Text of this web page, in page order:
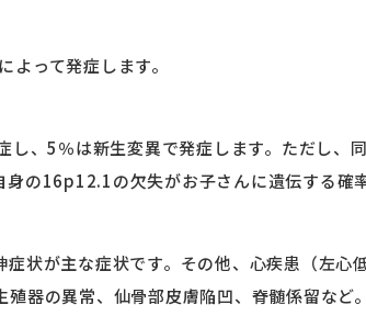
って発症します。
、5％は新生変異で発症します。ただし、
の16p12.1の欠失がお子さんに遺伝する確
状が主な症状です。その他、心疾患（左心
器の異常、仙骨部皮膚陥凹、脊髄係留など